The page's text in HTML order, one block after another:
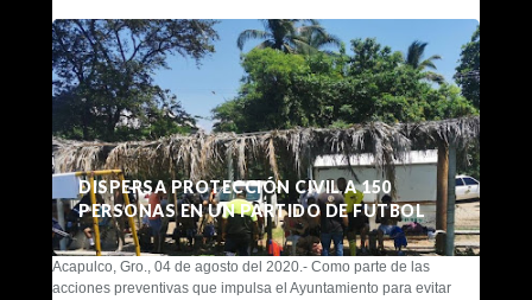
DISPERSA PROTECCIÓN CIVIL A 150
PERSONAS EN UN PARTIDO DE FUTBOL
Acapulco, Gro., 04 de agosto del 2020.- Como parte de las
acciones preventivas que impulsa el Ayuntamiento para evitar